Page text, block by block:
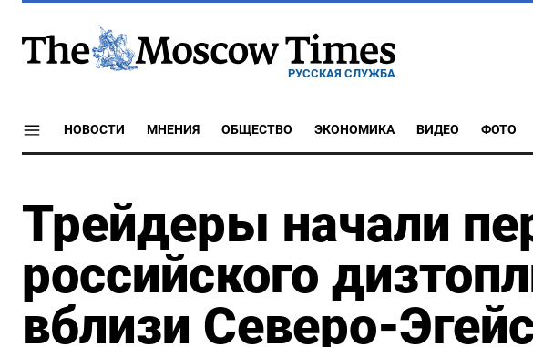
РУССКАЯ СЛУЖБА
НОВОСТИ МНЕНИЯ ОБЩЕСТВО ЭКОНОМИКА ВИДЕО ФОТО
Трейдеры начали
российского
вблизи Северо-